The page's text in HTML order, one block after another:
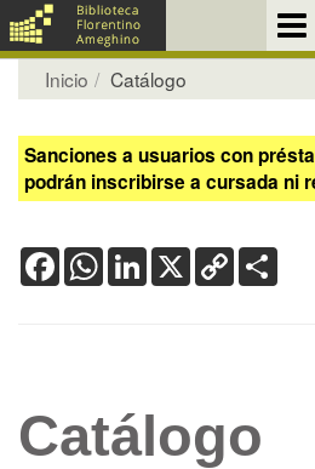
Inicio Catálogo
Sanciones a usuarios con
podrán inscribirse a cursada ni
FacebookWhatsApp
LinkedIn
X Copy
Link
Catálogo